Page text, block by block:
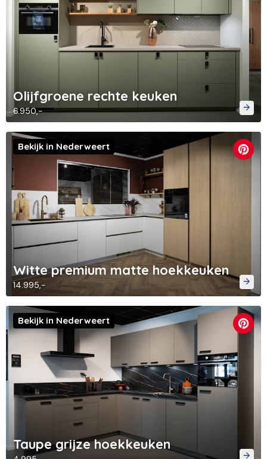
Olijfgroene rechte keuken
6.950,-
Witte premium matte hoekkeuken
14.995,-
Bekijk in Nederweert
Taupe grijze hoekkeuken
Bekijk in Nederweert